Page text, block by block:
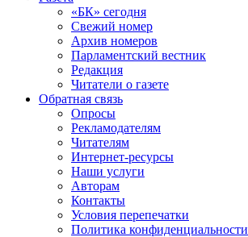
«БК» сегодня
Свежий номер
Архив номеров
Парламентский вестник
Редакция
Читатели о газете
Обратная связь
Опросы
Рекламодателям
Читателям
Интернет-ресурсы
Наши услуги
Авторам
Контакты
Условия перепечатки
Политика конфиденциальности